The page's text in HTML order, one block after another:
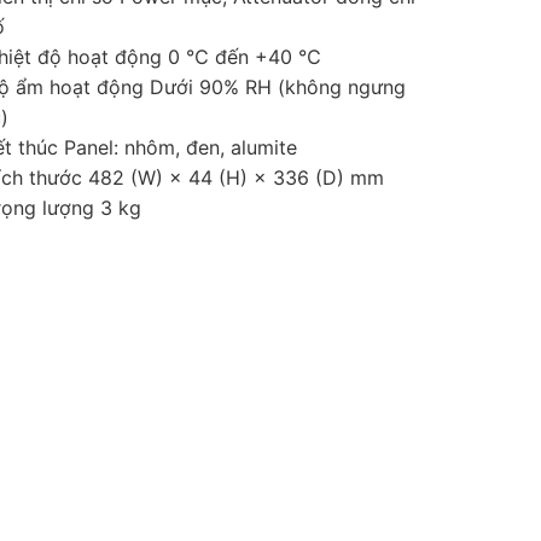
độ hoạt động 0 ℃ đến +40 ℃
ẩm hoạt động Dưới 90% RH (không ngưng
thúc Panel: nhôm, đen, alumite
thước 482 (W) × 44 (H) × 336 (D) mm
lượng 3 kg